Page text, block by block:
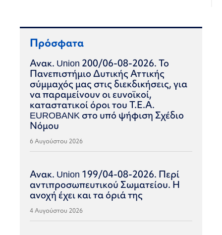
Πρόσφατα
Ανακ. Union 200/06-08-2026. Το
Πανεπιστήμιο Δυτικής Αττικής
σύμμαχός μας στις διεκδικήσεις, για
να παραμείνουν οι ευνοϊκοί,
καταστατικοί όροι του Τ.Ε.Α.
EUROBANK στο υπό ψήφιση Σχέδιο
Νόμου
6 Αυγούστου 2026
Ανακ. Union 199/04-08-2026. Περί
αντιπροσωπευτικού Σωματείου. Η
ανοχή έχει και τα όριά της
4 Αυγούστου 2026